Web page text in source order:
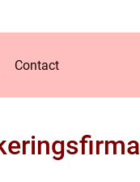
Contact